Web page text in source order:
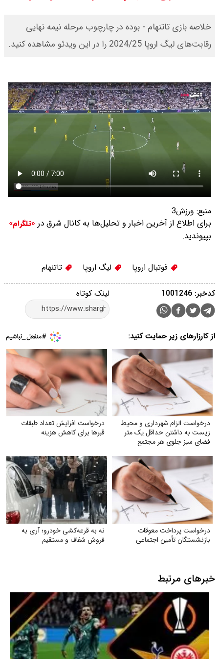
اقتصادی با طرفهای خارجی گفتگو شد
به ایران باز شود آن را قطع می‌کنیم +
ویدیو
ونس در بن‌بست سیاسی قرار دارد
خلاصه بازی تاتنهام - بوده در چارچوب مرحله نیمه نهایی
رقابت‌های لیگ اروپا 2024/25 را در این ویدئو مشاهده کنید.
منبع: ورزش3
برای اطلاع از آخرین اخبار و تحلیل‌ها به کانال شرق در «تلگرام»
بپیوندید.
فوتبال اروپا لیگ اروپا تاتنهام
لینک کوتاه کدخبر: 1001246
از کارزارهای زیر حمایت کنید:
درخواست الزام شهرداری و محیط
زیست به داشتن حداقل یک متر
فضای سبز جلوی هر مجتمع
درخواست افزایش تعداد طبقات
قبر‌ها برای کاهش هزینه
درخواست پرداخت معوقات
بازنشستگان تأمین اجتماعی
نه به قرعه‌کشی خودرو؛ آری به
فروش شفاف و مستقیم
خبرهای مرتبط